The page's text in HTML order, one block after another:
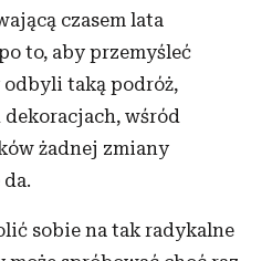
czasem lata
to, aby przemyśleć
odbyli taką podróż,
dekoracjach, wśród
żadnej zmiany
sobie na tak radykalne